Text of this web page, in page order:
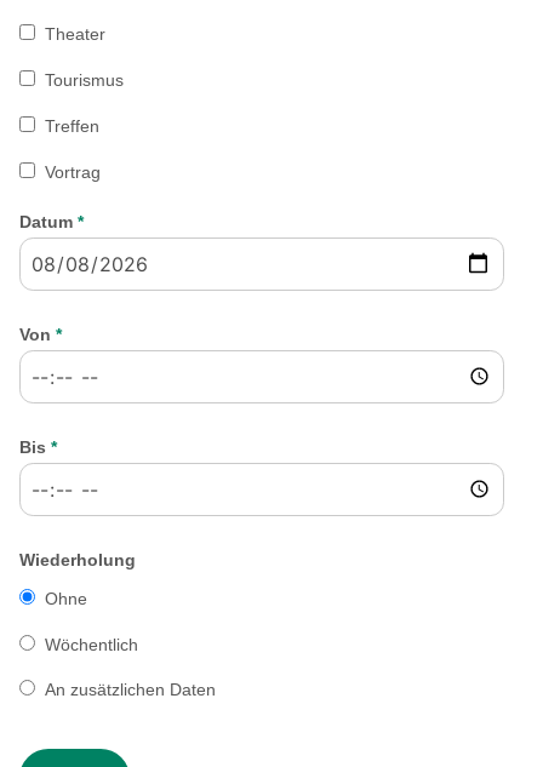
Theater
Tourismus
Treffen
Vortrag
Datum *
Von *
Bis *
Wiederholung
Ohne
Wöchentlich
An zusätzlichen Daten